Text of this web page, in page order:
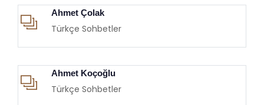
Ahmet Çolak
Türkçe Sohbetler
Ahmet Koçoğlu
Türkçe Sohbetler